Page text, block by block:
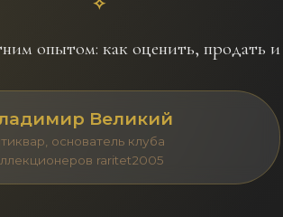
опытом: как оценить, продать
Великий
основатель клуба
raritet2005